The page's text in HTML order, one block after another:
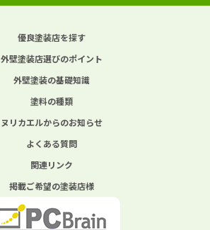
優良塗装店を探す
外壁塗装店選びのポイント
外壁塗装の基礎知識
塗料の種類
ヌリカエルからのお知らせ
よくある質問
関連リンク
掲載ご希望の塗装店様